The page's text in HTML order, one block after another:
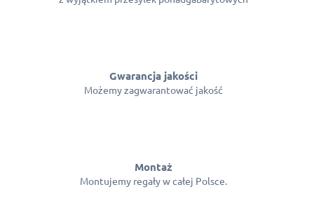
Gwarancja jakości
Możemy zagwarantować jakość
Montaż
Montujemy regały w całej Polsce.